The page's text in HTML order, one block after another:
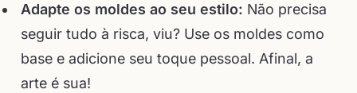
Adapte os moldes ao seu estilo: Não precisa
seguir tudo à risca, viu? Use os moldes como
base e adicione seu toque pessoal. Afinal, a
arte é sua!